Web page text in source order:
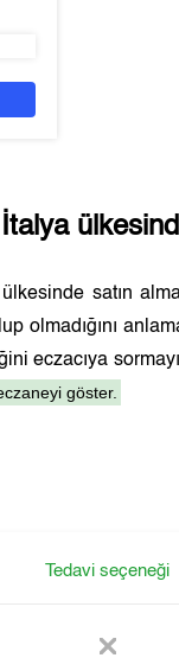
İtalya
satın
olmadığını
eczacıya
göster.
Tedavi seçeneği